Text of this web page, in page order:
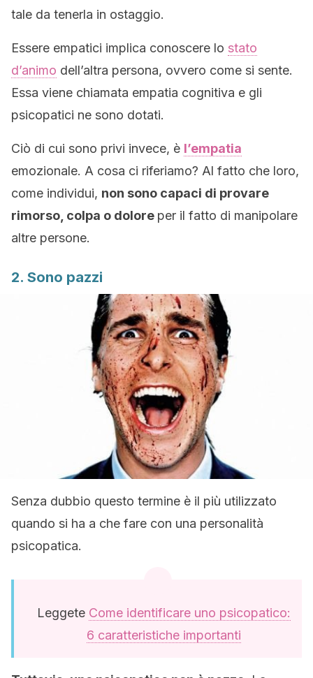
tale da tenerla in ostaggio.
Essere empatici implica conoscere lo stato
d’animo dell’altra persona, ovvero come si sente.
Essa viene chiamata empatia cognitiva e gli
psicopatici ne sono dotati.
Ciò di cui sono privi invece, è l’empatia
emozionale. A cosa ci riferiamo? Al fatto che loro,
come individui, non sono capaci di provare
rimorso, colpa o dolore per il fatto di manipolare
altre persone.
2. Sono pazzi
Senza dubbio questo termine è il più utilizzato
quando si ha a che fare con una personalità
psicopatica.
Leggete Come identificare uno psicopatico:
6 caratteristiche importanti